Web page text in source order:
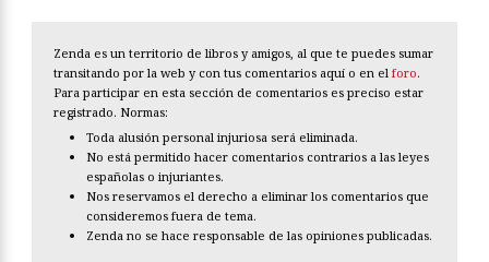
Zenda es un territorio de libros y amigos, al que te puedes sumar
transitando por la web y con tus comentarios aquí o en el foro.
Para participar en esta sección de comentarios es preciso estar
registrado. Normas:
Toda alusión personal injuriosa será eliminada.
No está permitido hacer comentarios contrarios a las leyes
españolas o injuriantes.
Nos reservamos el derecho a eliminar los comentarios que
consideremos fuera de tema.
Zenda no se hace responsable de las opiniones publicadas.